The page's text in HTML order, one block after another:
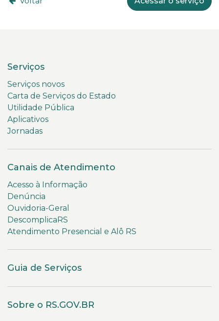
Serviços
Serviços novos
Carta de Serviços do Estado
Utilidade Pública
Aplicativos
Jornadas
Canais de Atendimento
Acesso à Informação
Denúncia
Ouvidoria-Geral
DescomplicaRS
Atendimento Presencial e Alô RS
Guia de Serviços
Sobre o RS.GOV.BR